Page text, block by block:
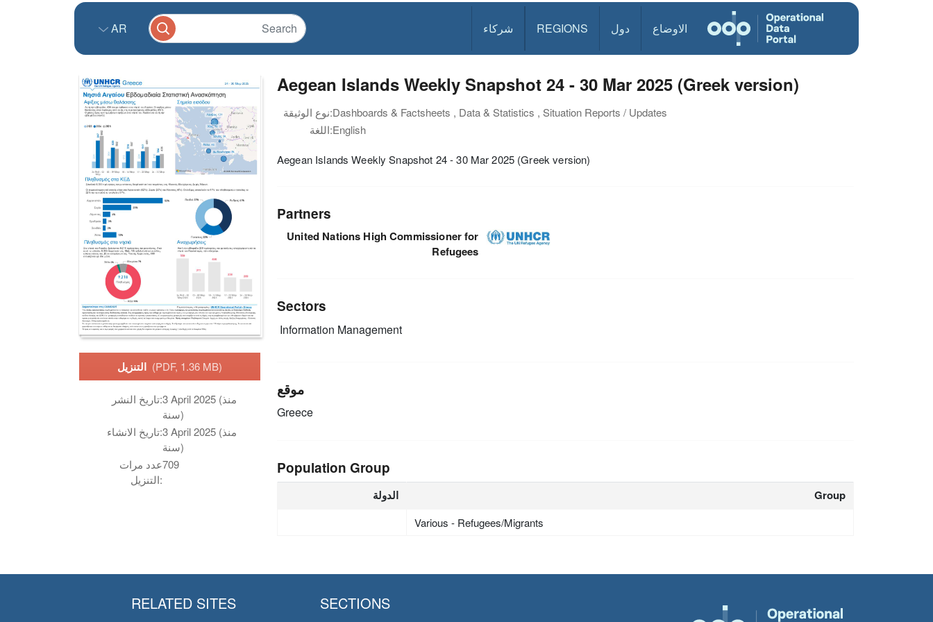
الاوضاع دول REGIONS شركاء AR
(PDF, 1.36 MB)
تاريخ النشر:3 April 2025 (منذ
سنة)
تاريخ الانشاء:3 April 2025 (منذ
سنة)
عدد مرات
التنزيل:
709
Aegean Islands Weekly Snapshot 24 - 30 Mar 2025 (Greek version)
نوع الوثيقة:Dashboards & Factsheets , Data & Statistics , Situation Reports / Updates
اللغة:English
Aegean Islands Weekly Snapshot 24 - 30 Mar 2025 (Greek version)
Partners
United Nations High Commissioner for
Refugees
Sectors
Information Management
موقع
Greece
Population Group
الدولة Group
Various - Refugees/Migrants
SECTIONS
RELATED SITES